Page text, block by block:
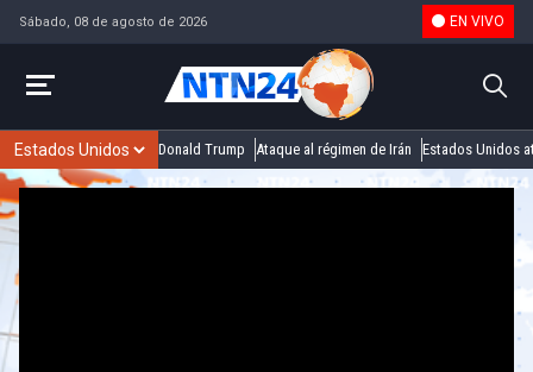
Sábado, 08 de agosto de 2026 EN VIVO
Donald Trump Ataque al régimen de Irán Estados Unidos